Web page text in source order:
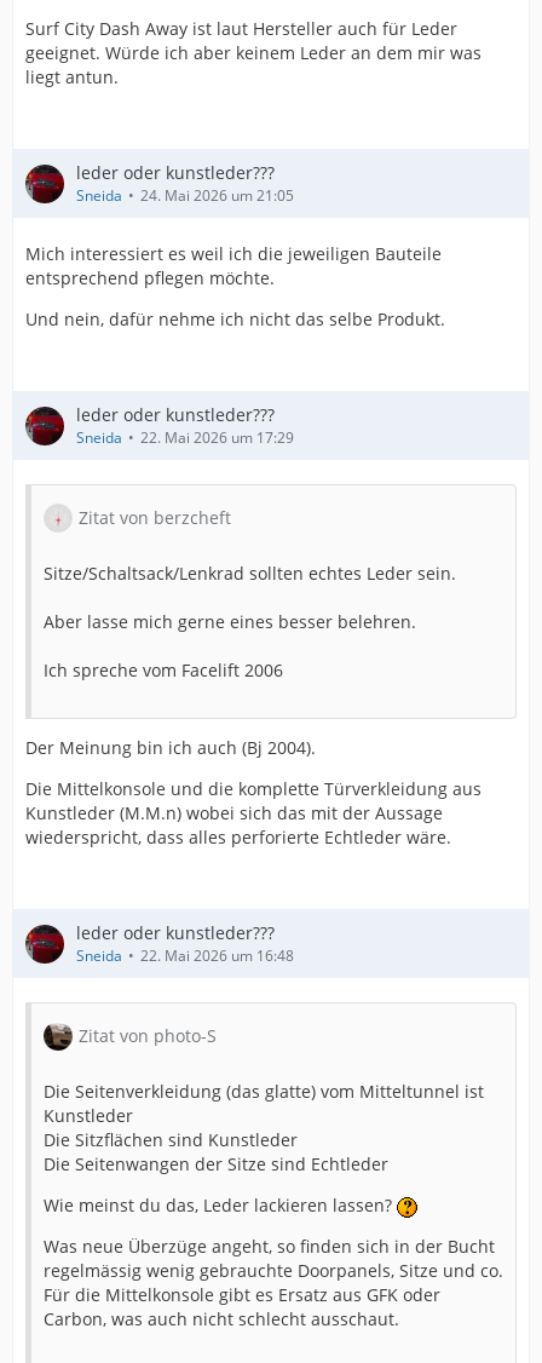
Surf City Dash Away ist laut Hersteller auch für Leder
geeignet. Würde ich aber keinem Leder an dem mir was
liegt antun.
leder oder kunstleder???
Sneida 24. Mai 2026 um 21:05
Mich interessiert es weil ich die jeweiligen Bauteile
entsprechend pflegen möchte.
Und nein, dafür nehme ich nicht das selbe Produkt.
leder oder kunstleder???
Sneida 22. Mai 2026 um 17:29
Zitat von berzcheft
Sitze/Schaltsack/Lenkrad sollten echtes Leder sein.
Aber lasse mich gerne eines besser belehren.
Ich spreche vom Facelift 2006
Der Meinung bin ich auch (Bj 2004).
Die Mittelkonsole und die komplette Türverkleidung aus
Kunstleder (M.M.n) wobei sich das mit der Aussage
wiederspricht, dass alles perforierte Echtleder wäre.
leder oder kunstleder???
Sneida 22. Mai 2026 um 16:48
Zitat von photo-S
Die Seitenverkleidung (das glatte) vom Mitteltunnel ist
Kunstleder
Die Sitzflächen sind Kunstleder
Die Seitenwangen der Sitze sind Echtleder
Wie meinst du das, Leder lackieren lassen?
Was neue Überzüge angeht, so finden sich in der Bucht
regelmässig wenig gebrauchte Doorpanels, Sitze und co.
Für die Mittelkonsole gibt es Ersatz aus GFK oder
Carbon, was auch nicht schlecht ausschaut.